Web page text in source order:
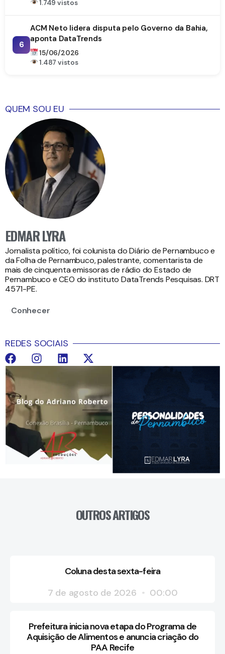
1.749 vistos
6
ACM Neto lidera disputa pelo Governo da Bahia,
aponta DataTrends
15/06/2026
1.487 vistos
QUEM SOU EU
EDMAR LYRA
Jornalista político, foi colunista do Diário de Pernambuco e
da Folha de Pernambuco, palestrante, comentarista de
mais de cinquenta emissoras de rádio do Estado de
Pernambuco e CEO do instituto DataTrends Pesquisas. DRT
4571-PE.
Conhecer
REDES SOCIAIS
OUTROS ARTIGOS
Coluna desta sexta-feira
7 de agosto de 2026
00:00
Prefeitura inicia nova etapa do Programa de
Aquisição de Alimentos e anuncia criação do
PAA Recife